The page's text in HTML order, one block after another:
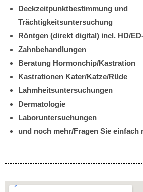
Deckzeitpunktbestimmung und
Trächtigkeitsuntersuchung
Röntgen (direkt digital) incl. HD/
Zahnbehandlungen
Beratung Hormonchip/Kastration
Kastrationen Kater/Katze/Rüde
Lahmheitsuntersuchungen
Dermatologie
Laboruntersuchungen
und noch mehr/Fragen Sie einfach